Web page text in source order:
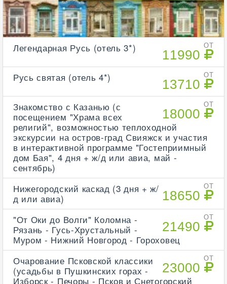
ОТ
11990
Легендарная Русь (отель 3*)
ОТ
13710
Русь святая (отель 4*)
ОТ
18000
Знакомство с Казанью (с
посещением "Храма всех
религий", возможностью теплоходной
экскурсии на остров-град Свияжск и участия
в интерактивной программе "Гостеприимный
дом Бая", 4 дня + ж/д или авиа, май -
сентябрь)
ОТ
18650
Нижегородский каскад (3 дня + ж/
д или авиа)
ОТ
21490
"От Оки до Волги" Коломна -
Рязань - Гусь-Хрустальный -
Муром - Нижний Новгород - Гороховец
ОТ
23000
Очарование Псковской классики
(усадьбы в Пушкинских горах -
Изборск - Печоры - Псков и Снетогорский